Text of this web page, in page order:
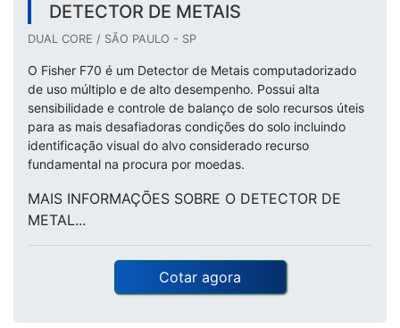
DETECTOR DE METAIS
DUAL CORE / SÃO PAULO - SP
O Fisher F70 é um Detector de Metais computadorizado
de uso múltiplo e de alto desempenho. Possui alta
sensibilidade e controle de balanço de solo recursos úteis
para as mais desafiadoras condições do solo incluindo
identificação visual do alvo considerado recurso
fundamental na procura por moedas.
MAIS INFORMAÇÕES SOBRE O DETECTOR DE
METAL...
Cotar agora